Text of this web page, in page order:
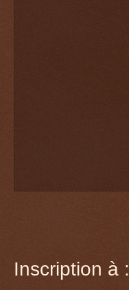
Inscription à :